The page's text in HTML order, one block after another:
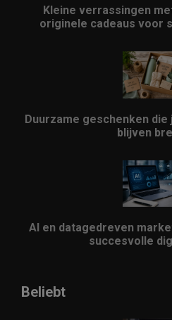
Kleine verrassingen
originele cadeaus voor
Duurzame geschenken
blijven
AI en datagedreven
succesvolle
Beliebt